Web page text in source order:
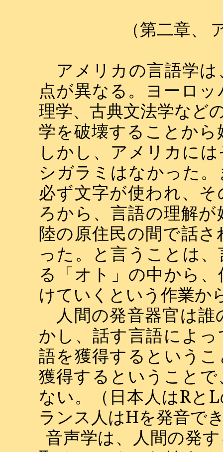
（第二章、
アメリカの言語学は
点が異なる。ヨーロ
理学、古典文法学など
学を破壊することか
しかし、アメリカに
シガラミはなかった
必ず文字が使われ、
ろから、言語の理解
陸の原住民の間で話
った。と言うことは
る「オト」の中から
けていくという作業か
人間の発音器官は誰
かし、話す言語によ
語を獲得するという
獲得するということ
ない。（日本人はRと L
ランス人はHを発音で
音声学は、人間の発